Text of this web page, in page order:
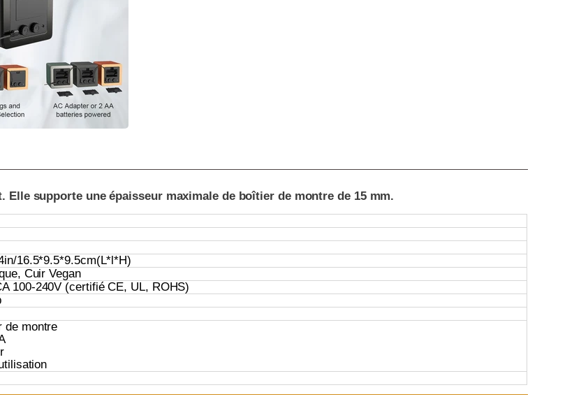
supporte une épaisseur maximale de boîtier de montre de 15 mm.
16.5*9.5*9.5cm(L*l*H)
Cuir Vegan
100-240V (certifié CE, UL, ROHS)
de montre